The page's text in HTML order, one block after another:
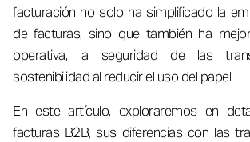
facturación no solo ha simplificado la
de facturas, sino que también ha
operativa, la seguridad de las
sostenibilidad al reducir el uso del papel.
En este artículo, exploraremos en
facturas B2B, sus diferencias con las